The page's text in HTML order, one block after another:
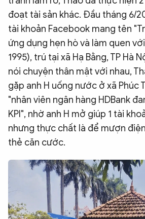
đoạt tài sản khác. Đầu tháng 6/
tài khoản Facebook mang tên
ứng dụng hẹn hò và làm quen với
1995), trú tại xã Hạ Bằng, TP Hà
nói chuyện thân mật với nhau,
gặp anh H uống nước ở xã Phúc
"nhân viên ngân hàng HDBank
KPI", nhờ anh H mở giúp 1 tài
nhưng thực chất là để mượn
thẻ căn cước.